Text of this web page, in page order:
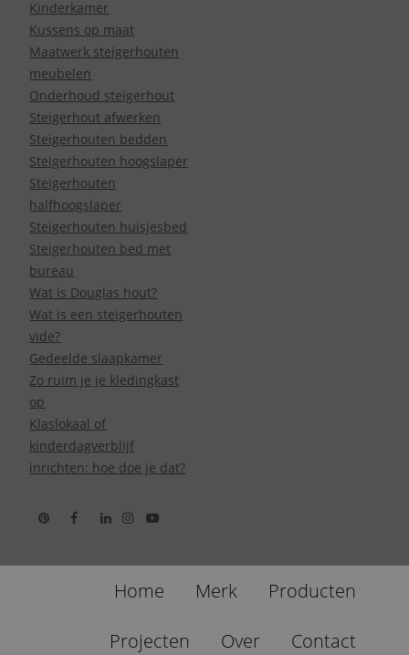
Kinderkamer
Kussens op maat
Maatwerk steigerhouten
meubelen
Onderhoud steigerhout
Steigerhout afwerken
Steigerhouten bedden
Steigerhouten hoogslaper
Steigerhouten
halfhoogslaper
Steigerhouten huisjesbed
Steigerhouten bed met
bureau
Wat is Douglas hout?
Wat is een steigerhouten
vide?
Gedeelde slaapkamer
Zo ruim je je kledingkast
op
Klaslokaal of
kinderdagverblijf
inrichten: hoe doe je dat?
Home Merk Producten
Projecten Over Contact